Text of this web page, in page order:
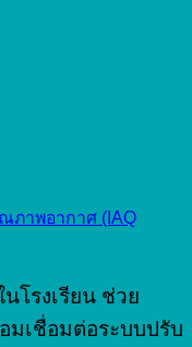
ภาพอากาศ (IAQ
โรงเรียน ช่วย
มเชื่อมต่อระบบปรับ